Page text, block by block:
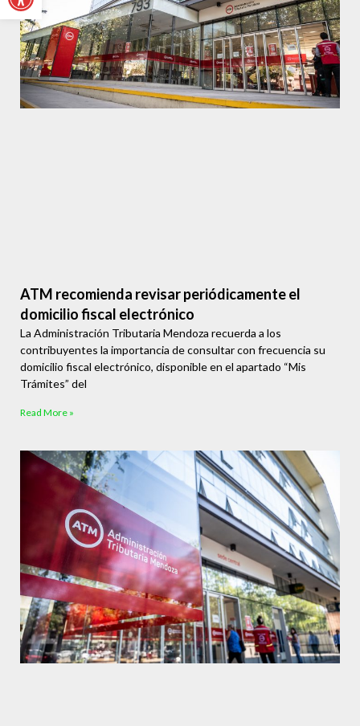
ATM recomienda revisar periódicamente el
domicilio fiscal electrónico
La Administración Tributaria Mendoza recuerda a los
contribuyentes la importancia de consultar con frecuencia su
domicilio fiscal electrónico, disponible en el apartado “Mis
Trámites” del
Read More »